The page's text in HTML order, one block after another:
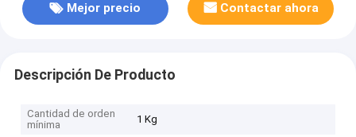
Mejor precio Contactar ahora
Descripción De Producto
Cantidad de orden
mínima
1 Kg